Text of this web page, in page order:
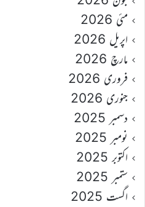
مئی 2026
اپریل 2026
مارچ 2026
فروری 2026
جنوری 2026
دسمبر 2025
نومبر 2025
اکتوبر 2025
ستمبر 2025
اگست 2025